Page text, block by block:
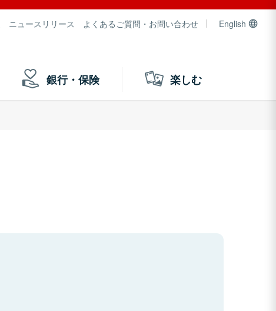
ニュースリリース よくあるご質問・お問い合わせ English
銀行・保険 楽しむ